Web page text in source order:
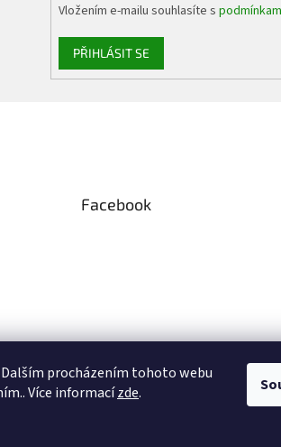
procházením tohoto webu
Více informacízde.
Vložením e-mailu souhlasíte s
PŘIHLÁSIT SE
Facebook